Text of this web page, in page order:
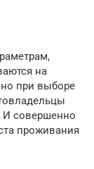
на
но при выборе
И совершенно
проживания